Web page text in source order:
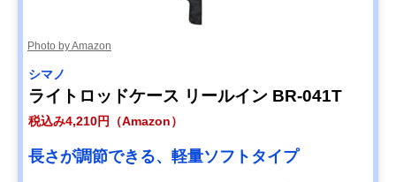
Photo by Amazon
シマノ
ライトロッドケース リールイン BR-041T
税込み4,210円（Amazon）
長さが調節できる、軽量ソフトタイプ